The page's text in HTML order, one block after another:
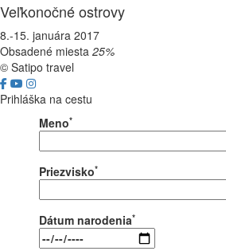
Veľkonočné ostrovy
8.-15. januára 2017
Obsadené miesta 25%
© Satipo travel
Prihláška na cestu
Meno*
Priezvisko*
Dátum narodenia*